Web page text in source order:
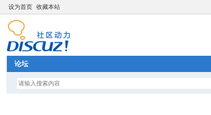
设为首页 收藏本站
论坛